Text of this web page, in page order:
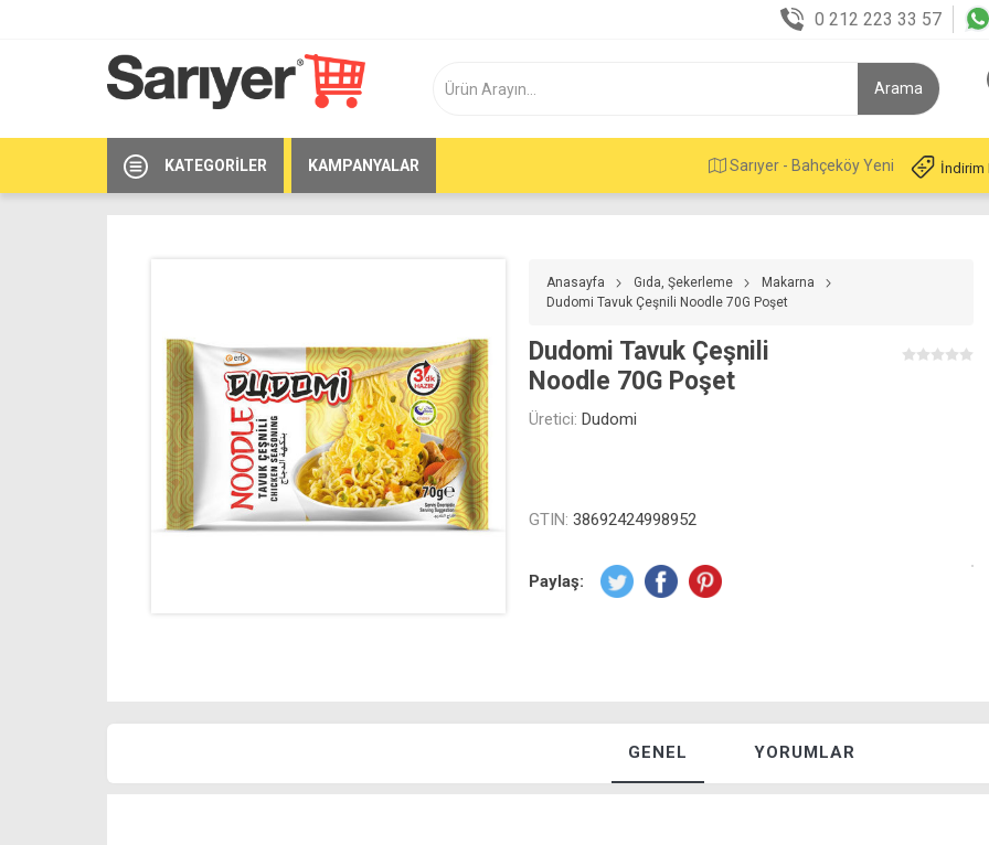
0 212 223 33 57
KATEGORILER KAMPANYALAR Sarıyer - Bahçeköy Yeni İndirim
Anasayfa Gıda, Şekerleme
Makarna
Dudomi Tavuk Çeşnili Noodle 70G Poşet
Dudomi Tavuk Çeşnili
Noodle 70G Poşet
Üretici: Dudomi
GTIN: 38692424998952
Paylaş:
GENEL YORUMLAR